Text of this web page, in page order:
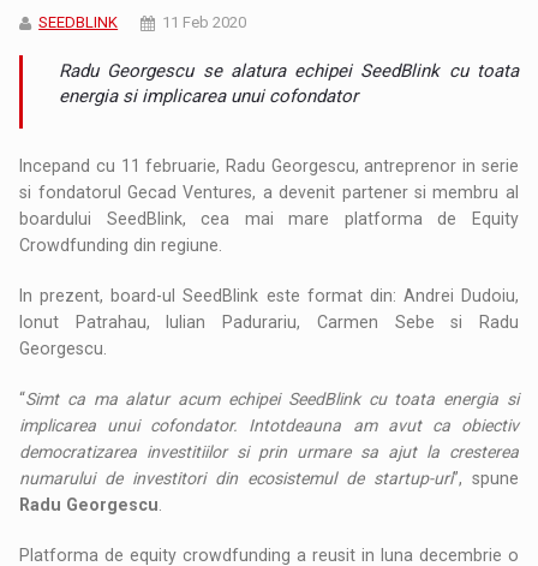
SEEDBLINK 11 Feb 2020
Radu Georgescu se alatura echipei SeedBlink cu toata
energia si implicarea unui cofondator
Incepand cu 11 februarie, Radu Georgescu, antreprenor in serie
si fondatorul Gecad Ventures, a devenit partener si membru al
boardului SeedBlink, cea mai mare platforma de Equity
Crowdfunding din regiune.
In prezent, board-ul SeedBlink este format din: Andrei Dudoiu,
Ionut Patrahau, Iulian Padurariu, Carmen Sebe si Radu
Georgescu.
“Simt ca ma alatur acum echipei SeedBlink cu toata energia si
implicarea unui cofondator. Intotdeauna am avut ca obiectiv
democratizarea investitiilor si prin urmare sa ajut la cresterea
numarului de investitori din ecosistemul de startup-uri”, spune
Radu Georgescu
Platforma de equity crowdfunding a reusit in luna decembrie o